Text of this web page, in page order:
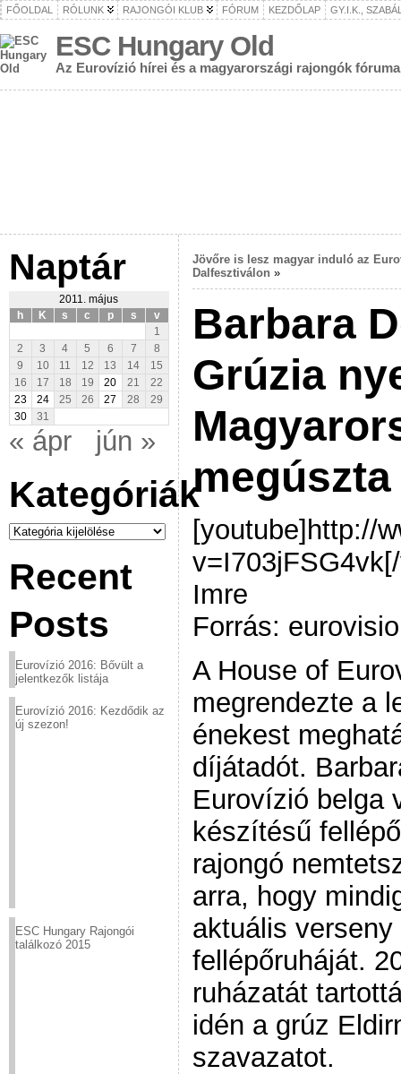
FŐOLDAL RÓLUNK RAJONGÓI KLUB FÓRUM KEZDŐLAP GY.I.K.,
ESC Hungary Old
Az Eurovízió hírei és a magyarországi rajongók fóruma
Naptár
2011. május
h
K s c p s
v
1
2
3 4 5 6 7
8
9
10 11 12 13 14
15
16
17 18 19 20 21
22
23
24 25 26 27 28
29
30
31
« ápr jún »
Kategóriák
Kategóriák
Recent
Posts
Eurovízió 2016: Bővült a
jelentkezők listája
Eurovízió 2016: Kezdődik az
új szezon!
ESC Hungary Rajongói
találkozó 2015
Jövőre is lesz magyar induló az
Dalfesztiválon »
Barbara
Grúzia
megúszta
[youtube]http://
Imre
Forrás:
A House of
megrendezte a
énekest
díjátadót.
Eurovízió belga
készítésű
rajongó
arra, hogy
aktuális
fellépőruháját.
ruházatát
idén a grúz
szavazatot.